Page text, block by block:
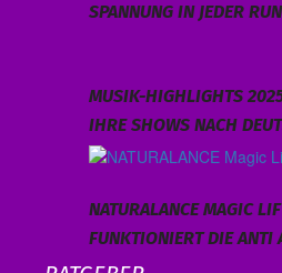
PANNUNG IN JEDER
MUSIK-HIGHLIGHTS
IHRE SHOWS NACH
NATURALANCE MAGIC
FUNKTIONIERT DIE ANTI